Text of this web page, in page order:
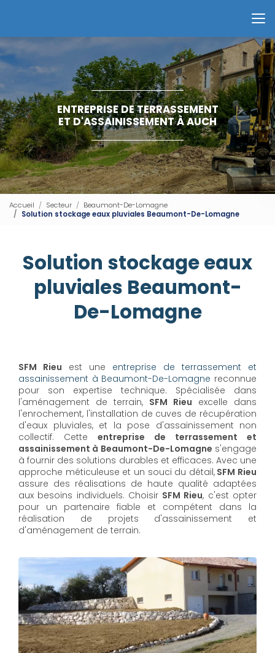
principal
ENTREPRISE DE TERRASSEMENT
ET D'ASSAINISSEMENT À AUCH
Accueil Secteur
Beaumont-De-Lomagne
Solution stockage eaux pluviales Beaumont-De-Lomagne
Solution stockage eaux
pluviales Beaumont-
De-Lomagne
SFM Rieu est une entreprise de terrassement et
assainissement à Beaumont-De-Lomagne reconnue
pour son expertise technique. Spécialisée dans
l'aménagement de terrain, SFM Rieu excelle dans
l'enrochement, l'installation de cuves de récupération
d'eaux pluviales, et la pose d'assainissement non
collectif. Cette entreprise de terrassement et
assainissement à Beaumont-De-Lomagne s'engage
à fournir des solutions durables et efficaces. Avec une
approche méticuleuse et un souci du détail,SFM Rieu
assure des réalisations de haute qualité adaptées
aux besoins individuels. Choisir SFM Rieu, c'est opter
pour un partenaire fiable et compétent dans la
réalisation de projets d'assainissement et
d'aménagement de terrain.